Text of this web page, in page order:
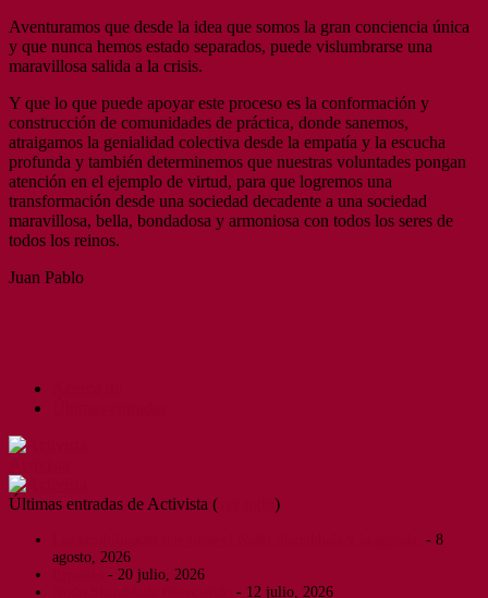
Aventuramos que desde la idea que somos la gran conciencia única
y que nunca hemos estado separados, puede vislumbrarse una
maravillosa salida a la crisis.
Y que lo que puede apoyar este proceso es la conformación y
construcción de comunidades de práctica, donde sanemos,
atraigamos la genialidad colectiva desde la empatía y la escucha
profunda y también determinemos que nuestras voluntades pongan
atención en el ejemplo de virtud, para que logremos una
transformación desde una sociedad decadente a una sociedad
maravillosa, bella, bondadosa y armoniosa con todos los seres de
todos los reinos.
Juan Pablo
Últimas entradas de Activista ( )
- 8
agosto, 2026
- 20 julio, 2026
- 12 julio, 2026